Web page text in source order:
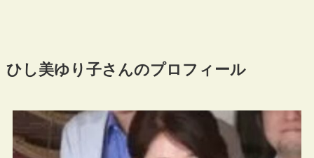
ひし美ゆり子さんのプロフィール